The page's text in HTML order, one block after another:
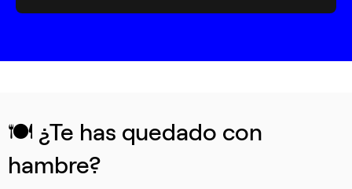
🍽️ ¿Te has quedado con
hambre?